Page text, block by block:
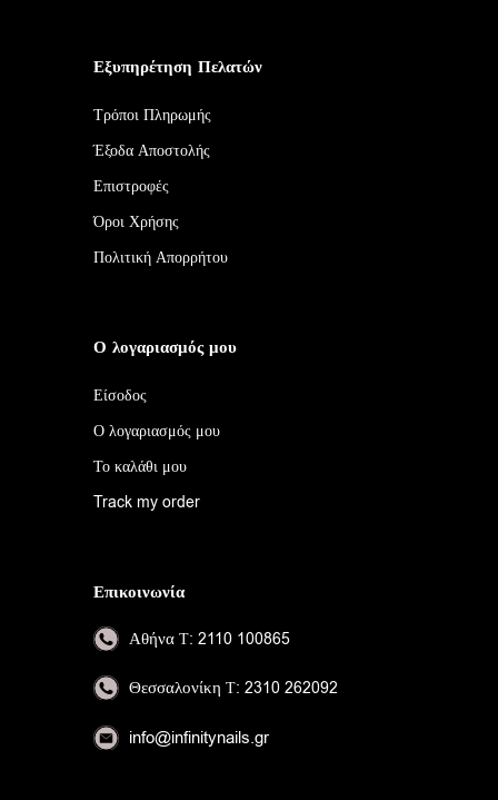
Εξυπηρέτηση Πελατών
Τρόποι Πληρωμής
Έξοδα Αποστολής
Επιστροφές
Όροι Χρήσης
Πολιτική Απορρήτου
Ο λογαριασμός μου
Είσοδος
Ο λογαριασμός μου
Το καλάθι μου
Track my order
Επικοινωνία
ΑθήναΤ: 2110 100865
ΘεσσαλονίκηΤ: 2310 262092
info@infinitynails.gr